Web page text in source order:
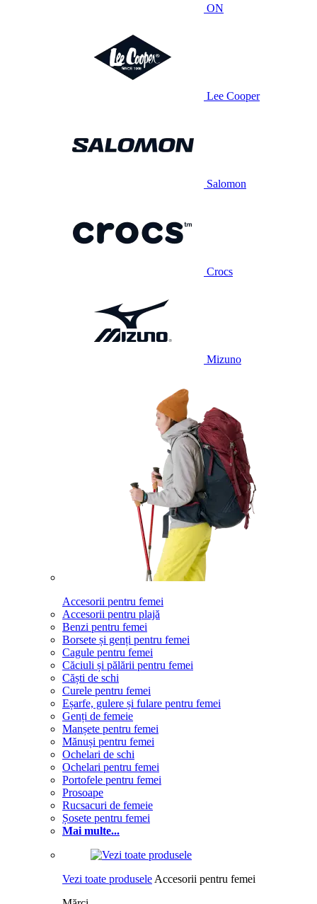
ON
Lee Cooper
Salomon
Crocs
Mizuno
Accesorii pentru femei
Accesorii pentru plajă
Benzi pentru femei
Borsete și genți pentru femei
Cagule pentru femei
Căciuli și pălării pentru femei
Căști de schi
Curele pentru femei
Eșarfe, gulere și fulare pentru femei
Genți de femeie
Manșete pentru femei
Mănuși pentru femei
Ochelari de schi
Ochelari pentru femei
Portofele pentru femei
Prosoape
Rucsacuri de femeie
Șosete pentru femei
Mai multe...
Vezi toate produsele Accesorii pentru femei